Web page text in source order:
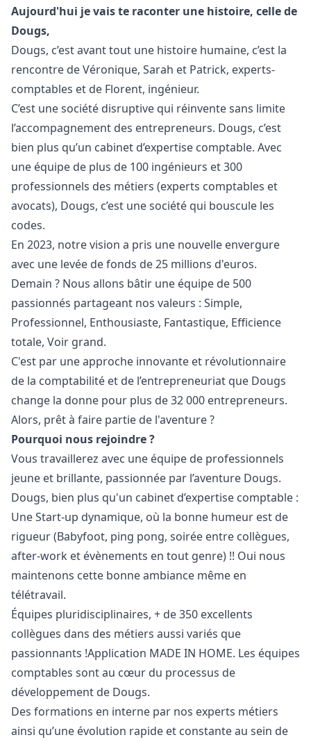
Aujourd'hui je vais te raconter une histoire, celle de
Dougs,
Dougs, c’est avant tout une histoire humaine, c’est la
rencontre de Véronique, Sarah et Patrick, experts-
comptables et de Florent, ingénieur.
C’est une société disruptive qui réinvente sans limite
l’accompagnement des entrepreneurs. Dougs, c’est
bien plus qu’un cabinet d’expertise comptable. Avec
une équipe de plus de 100 ingénieurs et 300
professionnels des métiers (experts comptables et
avocats), Dougs, c’est une société qui bouscule les
codes.
En 2023, notre vision a pris une nouvelle envergure
avec une levée de fonds de 25 millions d'euros.
Demain ? Nous allons bâtir une équipe de 500
passionnés partageant nos valeurs : Simple,
Professionnel, Enthousiaste, Fantastique, Efficience
totale, Voir grand.
C'est par une approche innovante et révolutionnaire
de la comptabilité et de l’entrepreneuriat que Dougs
change la donne pour plus de 32 000 entrepreneurs.
Alors, prêt à faire partie de l'aventure ?
Pourquoi nous rejoindre ?
Vous travaillerez avec une équipe de professionnels
jeune et brillante, passionnée par l’aventure Dougs.
Dougs, bien plus qu'un cabinet d’expertise comptable :
Une Start-up dynamique, où la bonne humeur est de
rigueur (Babyfoot, ping pong, soirée entre collègues,
after-work et évènements en tout genre) !! Oui nous
maintenons cette bonne ambiance même en
télétravail.
Équipes pluridisciplinaires, + de 350 excellents
collègues dans des métiers aussi variés que
passionnants !Application MADE IN HOME. Les équipes
comptables sont au cœur du processus de
développement de Dougs.
Des formations en interne par nos experts métiers
ainsi qu’une évolution rapide et constante au sein de